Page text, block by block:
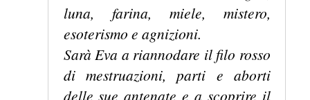
luna, farina, miele, mistero,
esoterismo e agnizioni.
Sarà Eva a riannodare il filo rosso
di mestruazioni, parti e aborti
delle sue antenate e a scoprire il